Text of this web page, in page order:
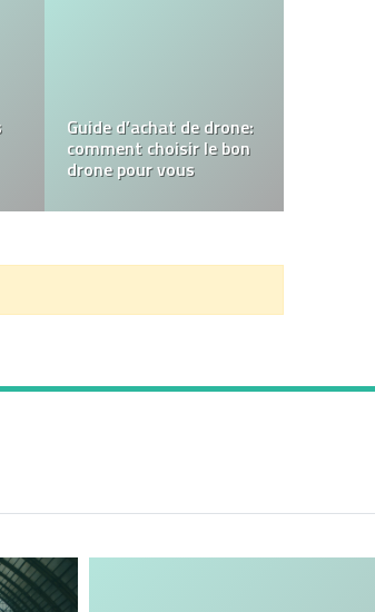
services de réparation
Iphone et pourquoi ils
sont importants ?